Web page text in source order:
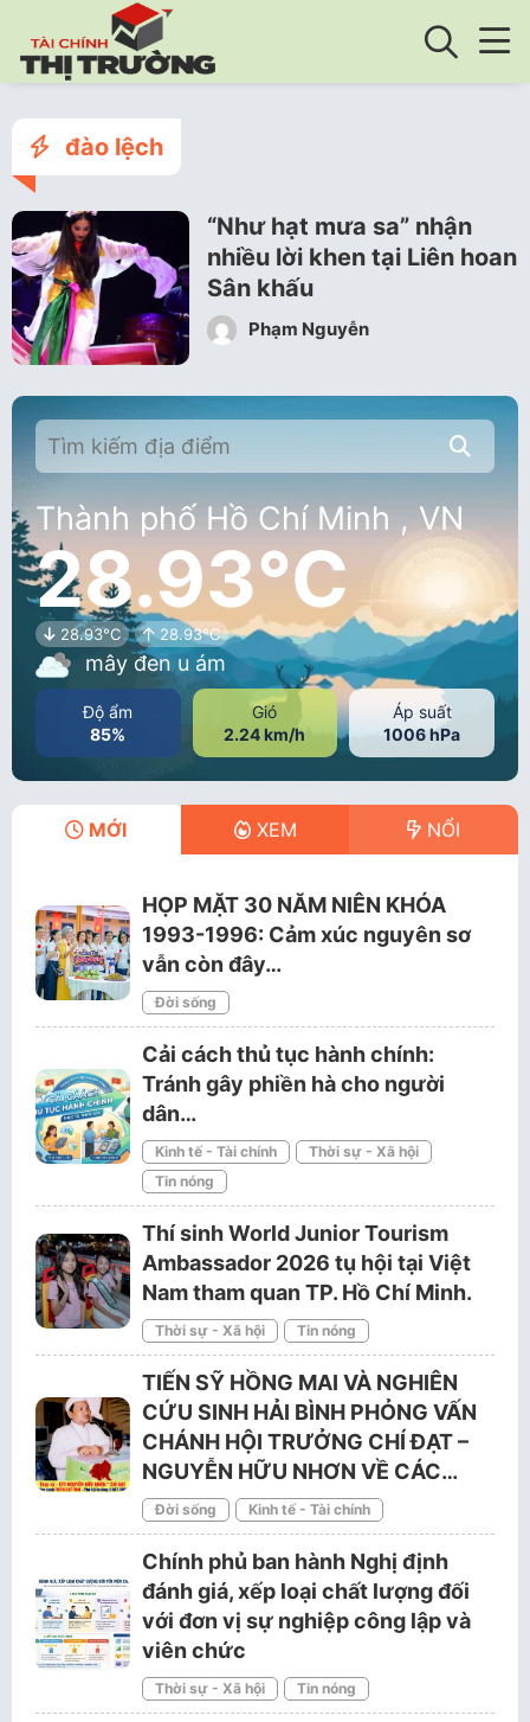
đào lệch
“Như hạt mưa sa” nhận
nhiều lời khen tại Liên hoan
Sân khấu
Phạm Nguyễn
Thành phố Hồ Chí Minh , VN
28.93°C
28.93°C 28.93°C
mây đen u ám
Độ ẩm
85%
Gió
2.24 km/h
Áp suất
1006 hPa
MỚI XEM NỔI
HỌP MẶT 30 NĂM NIÊN KHÓA
1993-1996: Cảm xúc nguyên sơ
vẫn còn đây…
Đời sống
Cải cách thủ tục hành chính:
Tránh gây phiền hà cho người
dân…
Kinh tế - Tài chính
Thời sự - Xã hội
Tin nóng
Thí sinh World Junior Tourism
Ambassador 2026 tụ hội tại Việt
Nam tham quan TP. Hồ Chí Minh.
Thời sự - Xã hội Tin nóng
TIẾN SỸ HỒNG MAI VÀ NGHIÊN
CỨU SINH HẢI BÌNH PHỎNG VẤN
CHÁNH HỘI TRƯỞNG CHÍ ĐẠT –
NGUYỄN HỮU NHƠN VỀ CÁC…
Đời sống Kinh tế - Tài chính
Chính phủ ban hành Nghị định
đánh giá, xếp loại chất lượng đối
với đơn vị sự nghiệp công lập và
viên chức
Thời sự - Xã hội Tin nóng